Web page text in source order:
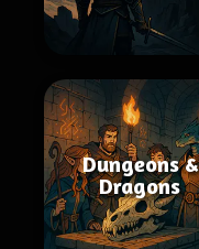
Dungeons &
Dragons